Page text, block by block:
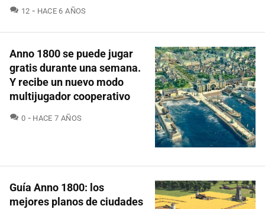
12 COMENTARIOS
HACE 6 AÑOS
Anno 1800 se puede jugar
gratis durante una semana.
Y recibe un nuevo modo
multijugador cooperativo
0 COMENTARIOS
HACE 7 AÑOS
Guía Anno 1800: los
mejores planos de ciudades